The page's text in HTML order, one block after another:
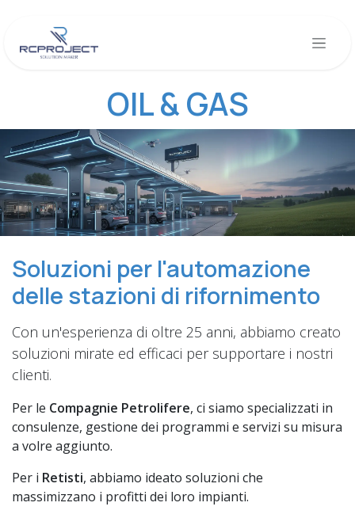
OIL & GAS
Soluzioni per l'automazione
delle stazioni di rifornimento
Con un'esperienza di oltre 25 anni, abbiamo creato
soluzioni mirate ed efficaci per supportare i nostri
clienti.
Per le Compagnie Petrolifere, ci siamo specializzati in
consulenze, gestione dei programmi e servizi su misura
a volre aggiunto.
Per i Retisti, abbiamo ideato soluzioni che
massimizzano i profitti dei loro impianti.